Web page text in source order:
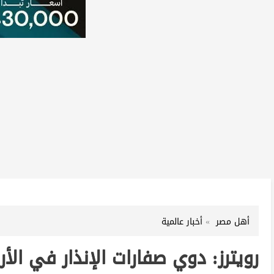
أهل مصر أخبار عالمية
رويترز: دوي صفارات الإنذار في